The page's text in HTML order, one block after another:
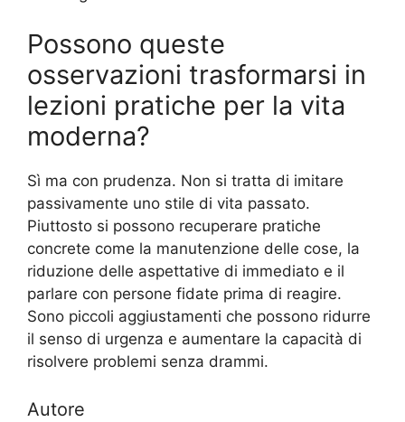
Possono queste
osservazioni trasformarsi in
lezioni pratiche per la vita
moderna?
Sì ma con prudenza. Non si tratta di imitare
passivamente uno stile di vita passato.
Piuttosto si possono recuperare pratiche
concrete come la manutenzione delle cose, la
riduzione delle aspettative di immediato e il
parlare con persone fidate prima di reagire.
Sono piccoli aggiustamenti che possono ridurre
il senso di urgenza e aumentare la capacità di
risolvere problemi senza drammi.
Autore